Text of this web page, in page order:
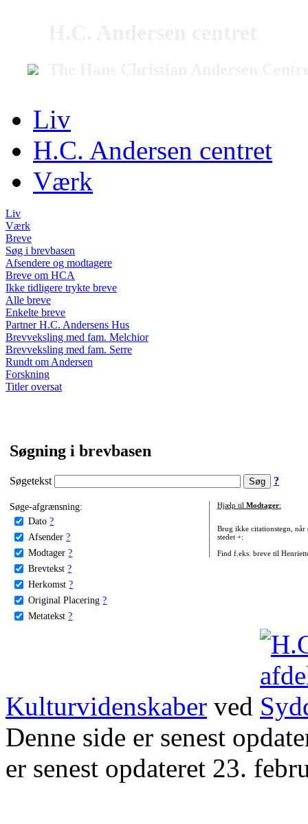
Liv
H.C. Andersen centret
Værk
Liv
Værk
Breve
Søg i brevbasen
Afsendere og modtagere
Breve om HCA
Ikke tidligere trykte breve
Alle breve
Enkelte breve
Partner H.C. Andersens Hus
Brevveksling med fam. Melchior
Brevveksling med fam. Serre
Rundt om Andersen
Forskning
Titler oversat
Søgning i brevbasen
Søgetekst ?
Søge-afgrænsning:
Dato ?
Afsender ?
Modtager ?
Brevtekst ?
Herkomst ?
Original Placering ?
Metatekst ?
Hjælp til Modtager:
Brug ikke citationstegn, når
stedet +:
Find f.eks. breve til
Kulturvidenskaber ved
Denne side er senest
er senest opdateret 23.